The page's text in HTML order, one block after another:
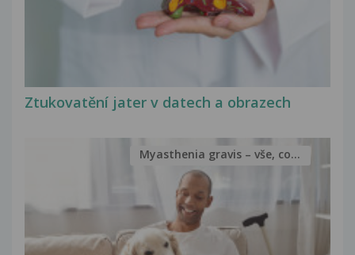
Ztukovatění jater v datech a obrazech
Myasthenia gravis – vše, co...